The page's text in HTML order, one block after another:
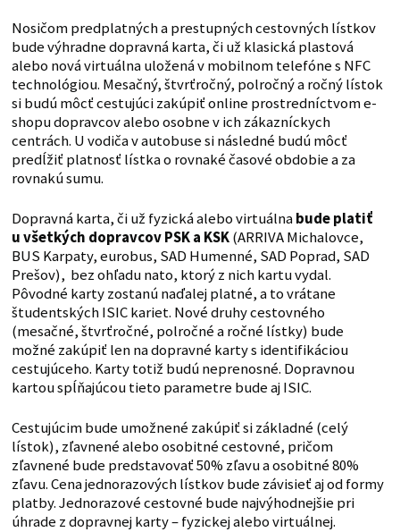
Nosičom predplatných a prestupných cestovných lístkov
bude výhradne dopravná karta, či už klasická plastová
alebo nová virtuálna uložená v mobilnom telefóne s NFC
technológiou. Mesačný, štvrťročný, polročný a ročný lístok
si budú môcť cestujúci zakúpiť online prostredníctvom e-
shopu dopravcov alebo osobne v ich zákazníckych
centrách. U vodiča v autobuse si následné budú môcť
predĺžiť platnosť lístka o rovnaké časové obdobie a za
rovnakú sumu.
Dopravná karta, či už fyzická alebo virtuálnabude platiť
u všetkých dopravcov PSK a KSK(ARRIVA Michalovce,
BUS Karpaty, eurobus, SAD Humenné, SAD Poprad, SAD
Prešov), bez ohľadu nato, ktorý z nich kartu vydal.
Pôvodné karty zostanú naďalej platné, a to vrátane
študentských ISIC kariet. Nové druhy cestovného
(mesačné, štvrťročné, polročné a ročné lístky) bude
možné zakúpiť len na dopravné karty s identifikáciou
cestujúceho. Karty totiž budú neprenosné. Dopravnou
kartou spĺňajúcou tieto parametre bude aj ISIC.
Cestujúcim bude umožnené zakúpiť si základné (celý
lístok), zľavnené alebo osobitné cestovné, pričom
zľavnené bude predstavovať 50% zľavu a osobitné 80%
zľavu. Cena jednorazových lístkov bude závisieť aj od formy
platby. Jednorazové cestovné bude najvýhodnejšie pri
úhrade z dopravnej karty – fyzickej alebo virtuálnej.